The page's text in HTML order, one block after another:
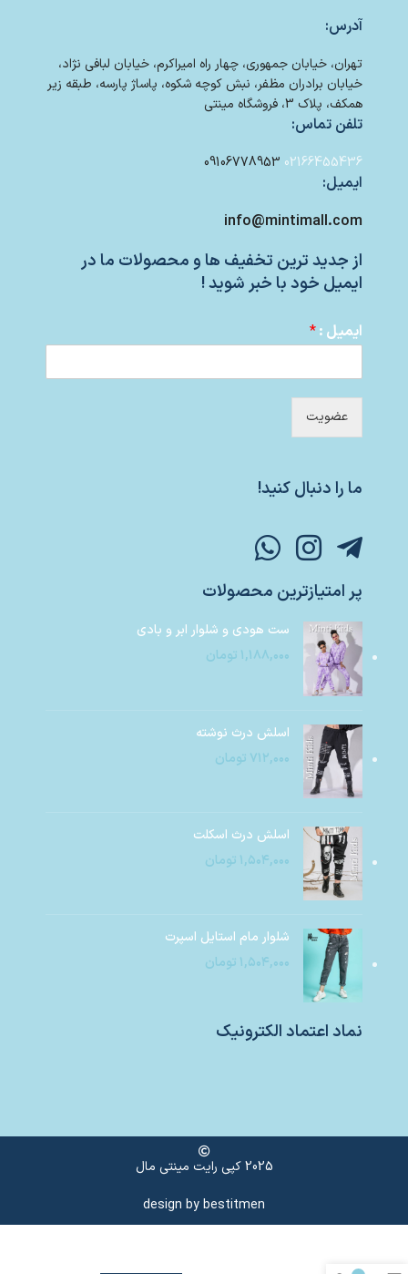
آدرس:
تهران، خیابان جمهوری، چهار راه امیراکرم، خیابان لبافی نژاد،
خیابان برادران مظفر، نبش کوچه شکوه، پاساژ پارسه، طبقه زیر
همکف، پلاک 3، فروشگاه مینتی
تلفن تماس:
02166455436
09106778953
ایمیل:
info@mintimall.com
از جدید ترین تخفیف ها و محصولات ما در
ایمیل خود با خبر شوید !
ایمیل :*
عضویت
ما را دنبال کنید!
پر امتیازترین محصولات
ست هودی و شلوار ابر و بادی
۱,۱۸۸,۰۰۰ تومان
اسلش درث نوشته
۷۱۲,۰۰۰ تومان
اسلش درث اسکلت
۱,۵۰۴,۰۰۰ تومان
شلوار مام استایل اسپرت
۱,۵۰۴,۰۰۰ تومان
نماد اعتماد الکترونیک
2025 کپی رایت مینتی مال
design bybestitmen